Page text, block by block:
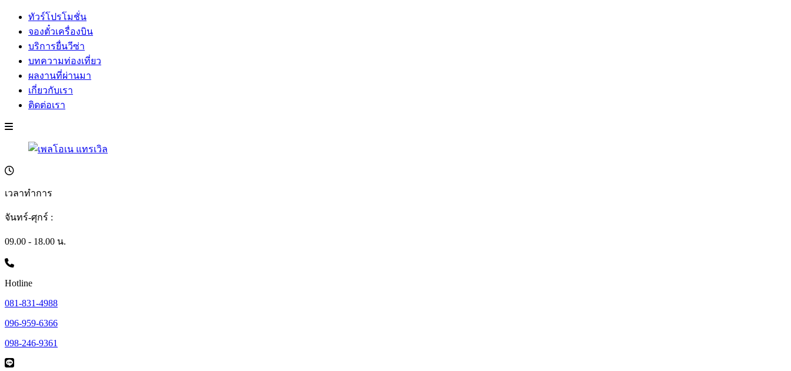
ทัวร์โปรโมชั่น
จองตั๋วเครื่องบิน
บริการยื่นวีซ่า
บทความท่องเที่ยว
ผลงานที่ผ่านมา
เกี่ยวกับเรา
ติดต่อเรา
เวลาทำการ
จันทร์-ศุกร์ :
09.00 - 18.00 น.
Hotline
081-831-4988
096-959-6366
098-246-9361